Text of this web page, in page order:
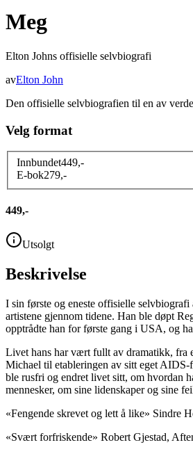
Meg
Elton Johns offisielle selvbiografi
avElton John
Den offisielle selvbiografien til en av
Velg format
Innbundet449,-
E-bok279,-
449,-
Utsolgt
Beskrivelse
I sin første og eneste offisielle
artistene gjennom tidene. Han ble døpt
opptrådte han for første gang i USA, og
Livet hans har vært fullt av dramatikk, fra
Michael til etableringen av sitt eget AIDS-
ble rusfri og endret livet sitt, om hvordan
mennesker, om sine lidenskaper og sine
«Fengende skrevet og lett å like» Sindre
«Svært forfriskende» Robert Gjestad,